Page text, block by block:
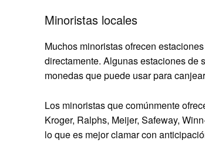
Minoristas locales
Muchos minoristas ofrecen
directamente. Algunas estaciones de
monedas que puede usar para
Los minoristas que comúnmente
Kroger, Ralphs, Meijer, Safeway,
lo que es mejor clamar con